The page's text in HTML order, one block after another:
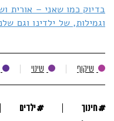
בדיוק כמו שאני – אורית
וגמילות, של ילדינו וגם
שיקוף שינוי
#חינוך #ילדים